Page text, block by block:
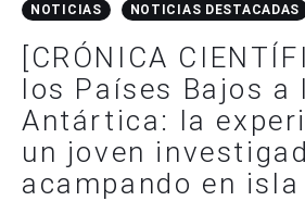
NOTICIAS NOTICIAS DESTACADAS
[CRÓNICA
los Países Bajos a
Antártica: la
un joven
acampando en isla